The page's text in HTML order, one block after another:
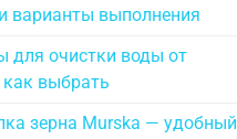
варианты выполнения
для очистки воды от
выбрать
зерна Murska — удобный